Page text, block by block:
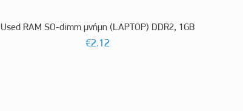
Used RAM SO-dimm μνήμη (LAPTOP) DDR2, 1GB
€2.12